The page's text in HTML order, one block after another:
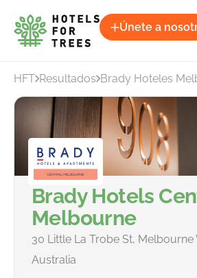
Únete a
HFT Resultados Brady Hoteles
Brady Hotels
Melbourne
30 Little La Trobe St, Melbourne
Australia